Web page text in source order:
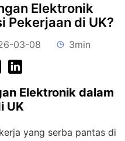
Elektronik
Pekerjaan di UK?
03-08 3min
Elektronik dalam
UK
yang serba pantas di